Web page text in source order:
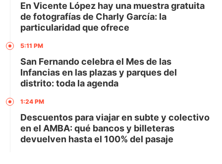
En Vicente López hay una muestra gratuita
de fotografías de Charly García: la
particularidad que ofrece
5:11 PM
San Fernando celebra el Mes de las
Infancias en las plazas y parques del
distrito: toda la agenda
1:24 PM
Descuentos para viajar en subte y colectivo
en el AMBA: qué bancos y billeteras
devuelven hasta el 100% del pasaje